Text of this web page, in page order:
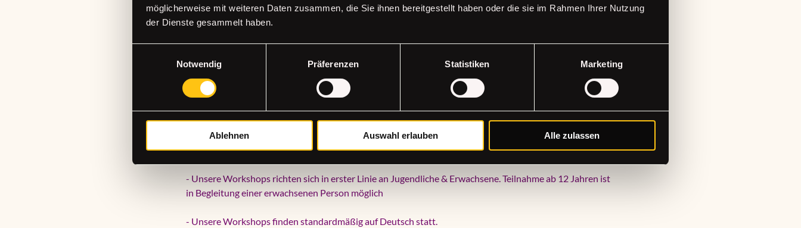
möglicherweise mit weiteren Daten zusammen, die Sie ihnen bereitgestellt haben oder die sie im Rahmen Ihrer Nutzung
der Dienste gesammelt haben.
Notwendig
Präferenzen Statistiken Marketing
Ablehnen Auswahl erlauben Alle zulassen
📍 The Craft Studio (Eingang Stresemannplatz 4 – Coffee Brew / The Code Agency)
🗓 Die Plätze sind begrenzt. Sichere dir frühzeitig deinen Platz!
- Kostenfreie Stornierungen sind bis zu 60 Tage vor dem Termin möglich
- Bis 14 Tage vor dem Kurs können wir dich auf einen anderen Termin umbuchen
- Unsere Workshops richten sich in erster Linie an Jugendliche & Erwachsene. Teilnahme ab 12 Jahren ist
in Begleitung einer erwachsenen Person möglich
- Unsere Workshops finden standardmäßig auf Deutsch statt.